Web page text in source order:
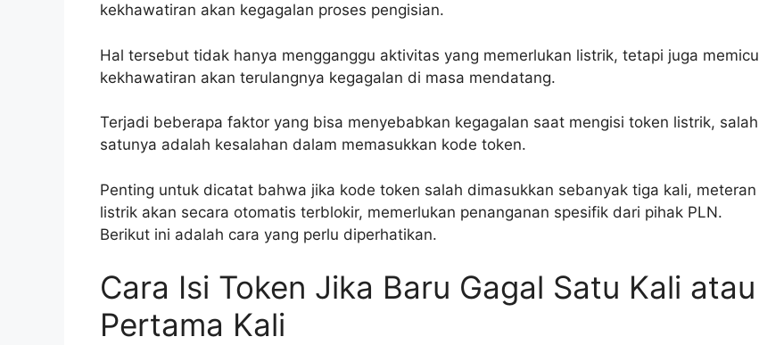
kekhawatiran akan kegagalan proses pengisian.
Hal tersebut tidak hanya mengganggu aktivitas yang memerlukan listrik, tetapi juga memicu
kekhawatiran akan terulangnya kegagalan di masa mendatang.
Terjadi beberapa faktor yang bisa menyebabkan kegagalan saat mengisi token listrik, salah
satunya adalah kesalahan dalam memasukkan kode token.
Penting untuk dicatat bahwa jika kode token salah dimasukkan sebanyak tiga kali, meteran
listrik akan secara otomatis terblokir, memerlukan penanganan spesifik dari pihak PLN.
Berikut ini adalah cara yang perlu diperhatikan.
Cara Isi Token Jika Baru Gagal Satu Kali atau
Pertama Kali